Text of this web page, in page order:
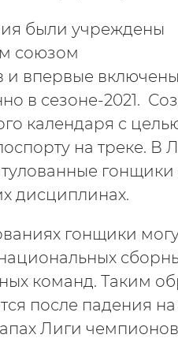
были учреждены
союзом
и впервые
в сезоне-2021.
календаря с
на треке.
дисциплинах.
гонщики
национальных
команд. Таким
после падения
Лиги